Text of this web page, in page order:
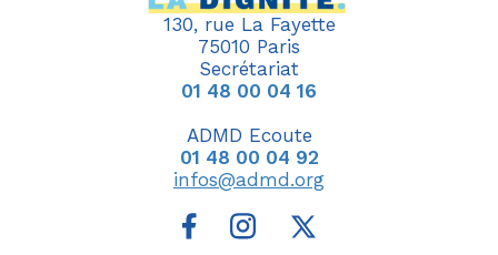
130, rue La Fayette
75010 Paris
Secrétariat
01 48 00 04 16
ADMD Ecoute
01 48 00 04 92
infos@admd.org